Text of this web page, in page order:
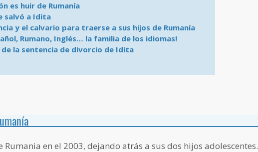
es huir de Rumanía
salvó a Idita
y el calvario para traerse a sus hijos de Rumanía
Rumano, Inglés… la familia de los idiomas!
la sentencia de divorcio de Idita
en el 2003, dejando atrás a sus dos hijos adolescentes.